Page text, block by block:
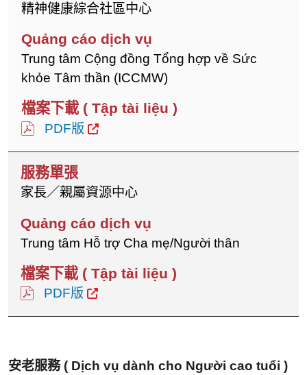
精神健康綜合社區中心
Trung tâm Cộng đồng Tổng hợp về Sức
khỏe Tâm thần (ICCMW)
PDF版
家長／親屬資源中心
Trung tâm Hỗ trợ Cha mẹ/Người thân
PDF版
安老服務 ( Dịch vụ dành cho Người cao tuổi )